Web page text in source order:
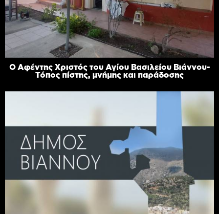
Ο Αφέντης Χριστός του Αγίου Βασιλείου Βιάννου-
Τόπος πίστης, μνήμης και παράδοσης